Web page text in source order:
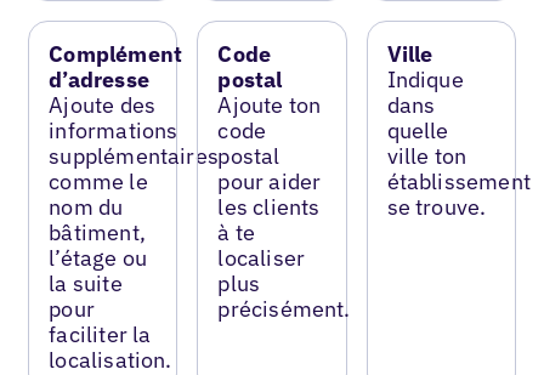
Complément
d’adresse
Ajoute des
informations
supplémentaires
comme le
nom du
bâtiment,
l’étage ou
la suite
pour
faciliter la
localisation.
Code
postal
Ajoute ton
code
postal
pour aider
les clients
à te
localiser
plus
précisément.
Ville
Indique
dans
quelle
ville ton
établissement
se trouve.